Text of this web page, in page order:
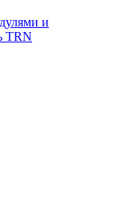
и
TRN